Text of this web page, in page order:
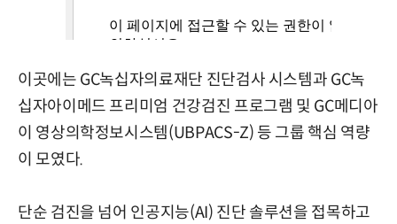
이곳에는 GC녹십자의료재단 진단검사 시스템과 GC녹
십자아이메드 프리미엄 건강검진 프로그램 및 GC메디아
이 영상의학정보시스템(UBPACS-Z) 등 그룹 핵심 역량
이 모였다.
단순 검진을 넘어 인공지능(AI) 진단 솔루션을 접목하고